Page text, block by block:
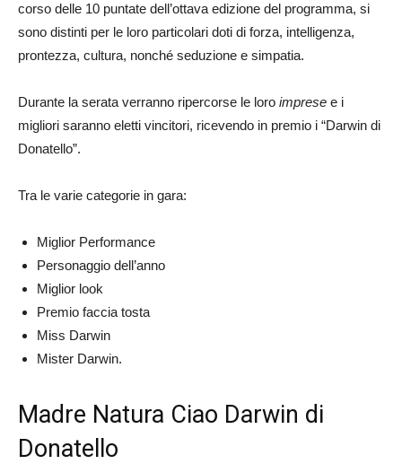
corso delle 10 puntate dell’ottava edizione del programma, si
sono distinti per le loro particolari doti di forza, intelligenza,
prontezza, cultura, nonché seduzione e simpatia.
Durante la serata verranno ripercorse le loro imprese e i
migliori saranno eletti vincitori, ricevendo in premio i “Darwin di
Donatello”.
Tra le varie categorie in gara:
Miglior Performance
Personaggio dell’anno
Miglior look
Premio faccia tosta
Miss Darwin
Mister Darwin.
Madre Natura Ciao Darwin di
Donatello